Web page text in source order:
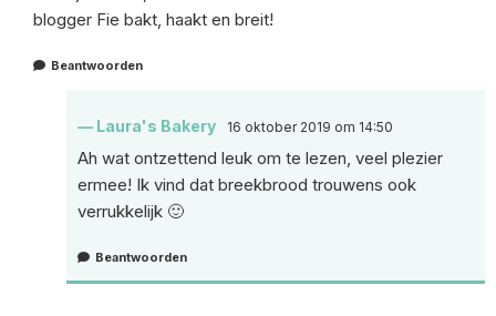
blogger Fie bakt, haakt en breit!
Beantwoorden
Laura's Bakery 16 oktober 2019 om 14:50
Ah wat ontzettend leuk om te lezen, veel plezier
ermee! Ik vind dat breekbrood trouwens ook
verrukkelijk 🙂
Beantwoorden